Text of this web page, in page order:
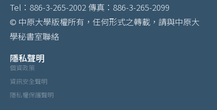
Tel：886-3-265-2002 傳真：886-3-265-2099
© 中原大學版權所有，任何形式之轉載，請與中原大
學秘書室聯絡
隱私聲明
個資政策
資訊安全聲明
隱私權保護聲明